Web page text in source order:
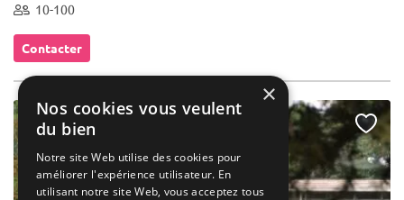
10-100
Contacter
×
Nos cookies vous veulent
du bien
Notre site Web utilise des cookies pour
améliorer l'expérience utilisateur. En
utilisant notre site Web, vous acceptez tous